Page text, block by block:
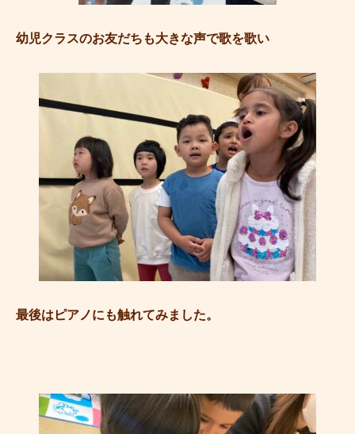
幼児クラスのお友だちも大きな声で歌を歌い
最後はピアノにも触れてみました。